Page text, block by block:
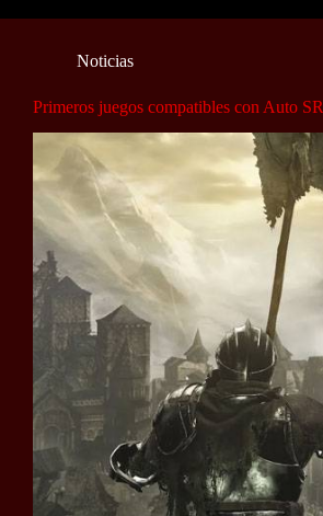
Noticias
Primeros juegos compatibles con Auto SR